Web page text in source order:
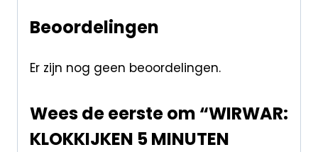
Beoordelingen
Er zijn nog geen beoordelingen.
Wees de eerste om “WIRWAR:
KLOKKIJKEN 5 MINUTEN